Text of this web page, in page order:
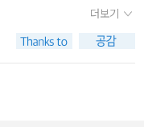
존감이 높고, 긍정적이며
가 자라오면서 배워왔던
는 전혀 맞지가 않다. 그
솔루션이다. '아이가 말
어줘요'가 아닐까요? 네
은 에피소드들이 실려있
해서 연습하며 내 것이,
더보기